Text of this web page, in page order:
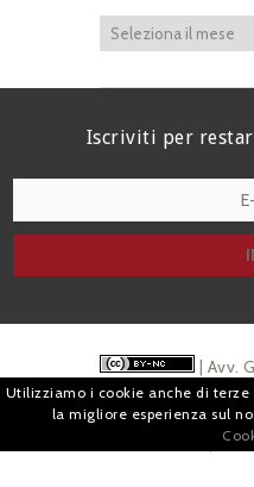
Iscriviti per
| Avv.
Piazza di
Utilizziamo i cookie anche di terze
la migliore esperienza sul